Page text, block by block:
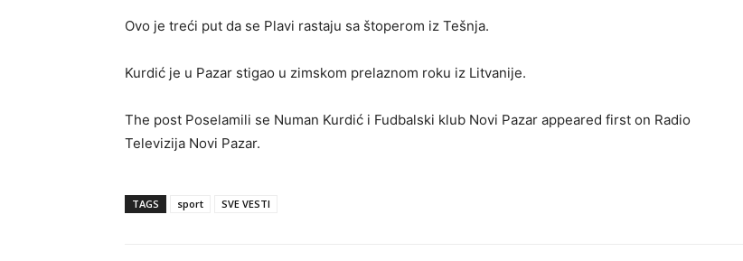
Ovo je treći put da se Plavi rastaju sa štoperom iz Tešnja.
Kurdić je u Pazar stigao u zimskom prelaznom roku iz Litvanije.
The post Poselamili se Numan Kurdić i Fudbalski klub Novi Pazar appeared first on Radio
Televizija Novi Pazar.
TAGS sport SVE VESTI